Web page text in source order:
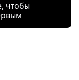
чтобы